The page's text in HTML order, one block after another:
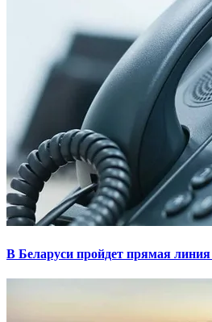
В Беларуси пройдет прямая